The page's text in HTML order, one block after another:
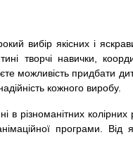
вибір якісних і
творчі навички,
можливість придбати
кожного виробу.
в різноманітних
програми.